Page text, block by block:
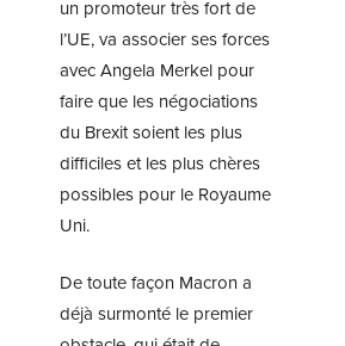
un promoteur très fort de
l’UE, va associer ses forces
avec Angela Merkel pour
faire que les négociations
du Brexit soient les plus
difficiles et les plus chères
possibles pour le Royaume
Uni.
De toute façon Macron a
déjà surmonté le premier